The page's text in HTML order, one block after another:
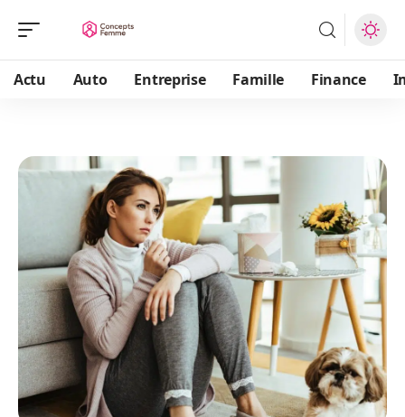
Actu Auto Entreprise Famille Finance